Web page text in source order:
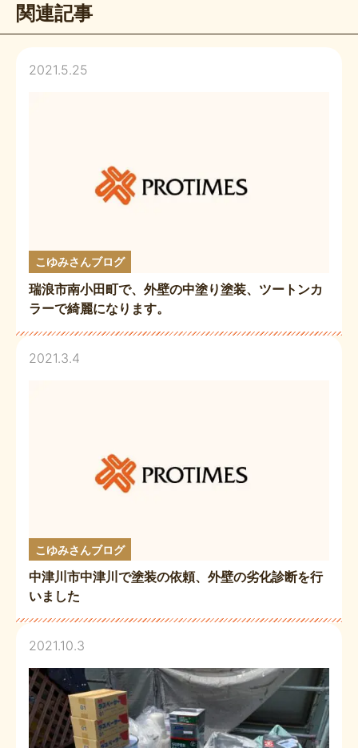
関連記事
2021.5.25
こゆみさんブログ
瑞浪市南小田町で、外壁の中塗り塗装、ツートンカ
ラーで綺麗になります。
2021.3.4
こゆみさんブログ
中津川市中津川で塗装の依頼、外壁の劣化診断を行
いました
2021.10.3